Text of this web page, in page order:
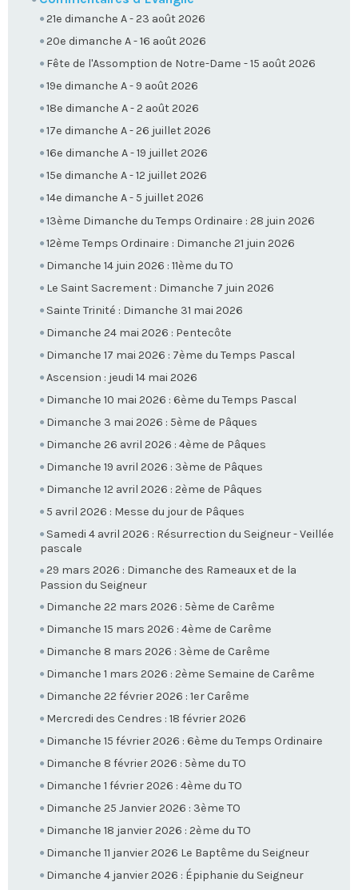
21e dimanche A - 23 août 2026
20e dimanche A - 16 août 2026
Fête de l'Assomption de Notre-Dame - 15 août 2026
19e dimanche A - 9 août 2026
18e dimanche A - 2 août 2026
17e dimanche A - 26 juillet 2026
16e dimanche A - 19 juillet 2026
15e dimanche A - 12 juillet 2026
14e dimanche A - 5 juillet 2026
13ème Dimanche du Temps Ordinaire : 28 juin 2026
12ème Temps Ordinaire : Dimanche 21 juin 2026
Dimanche 14 juin 2026 : 11ème du TO
Le Saint Sacrement : Dimanche 7 juin 2026
Sainte Trinité : Dimanche 31 mai 2026
Dimanche 24 mai 2026 : Pentecôte
Dimanche 17 mai 2026 : 7ème du Temps Pascal
Ascension : jeudi 14 mai 2026
Dimanche 10 mai 2026 : 6ème du Temps Pascal
Dimanche 3 mai 2026 : 5ème de Pâques
Dimanche 26 avril 2026 : 4ème de Pâques
Dimanche 19 avril 2026 : 3ème de Pâques
Dimanche 12 avril 2026 : 2ème de Pâques
5 avril 2026 : Messe du jour de Pâques
Samedi 4 avril 2026 : Résurrection du Seigneur - Veillée
pascale
29 mars 2026 : Dimanche des Rameaux et de la
Passion du Seigneur
Dimanche 22 mars 2026 : 5ème de Carême
Dimanche 15 mars 2026 : 4ème de Carême
Dimanche 8 mars 2026 : 3ème de Carême
Dimanche 1 mars 2026 : 2ème Semaine de Carême
Dimanche 22 février 2026 : 1er Carême
Mercredi des Cendres : 18 février 2026
Dimanche 15 février 2026 : 6ème du Temps Ordinaire
Dimanche 8 février 2026 : 5ème du TO
Dimanche 1 février 2026 : 4ème du TO
Dimanche 25 Janvier 2026 : 3ème TO
Dimanche 18 janvier 2026 : 2ème du TO
Dimanche 11 janvier 2026 Le Baptême du Seigneur
Dimanche 4 janvier 2026 : Épiphanie du Seigneur